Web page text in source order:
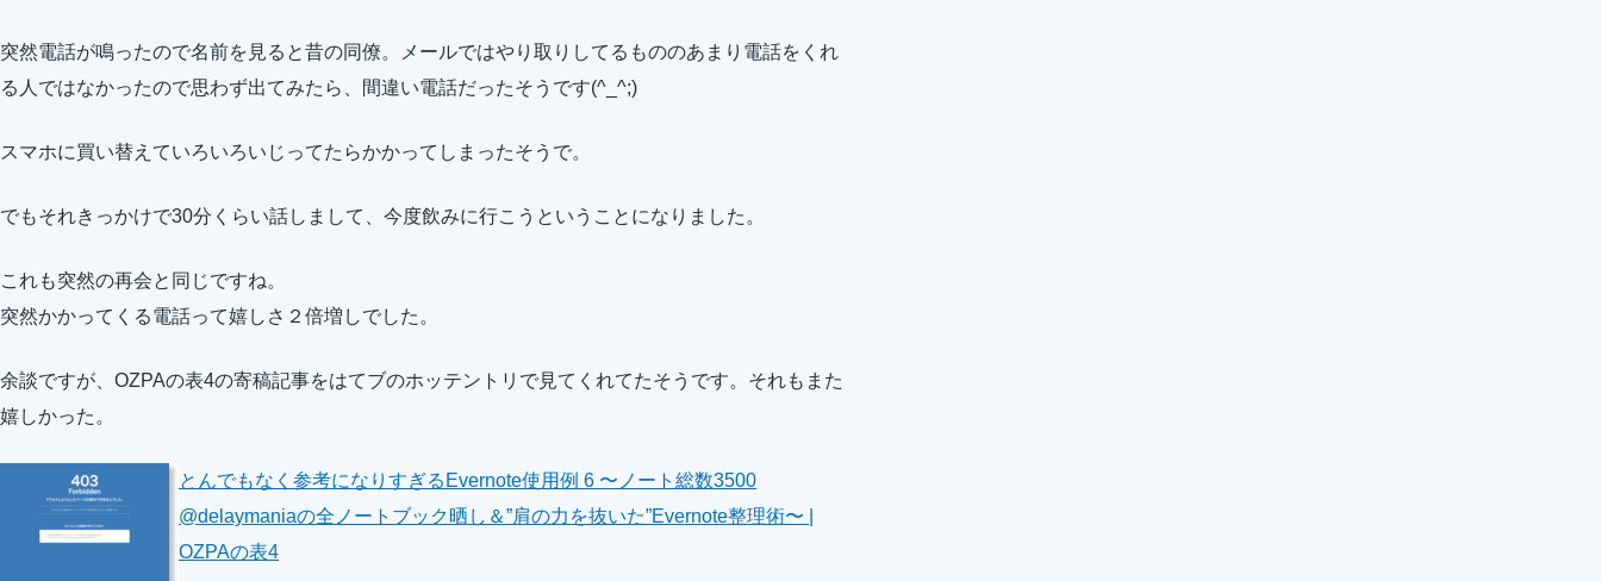
突然電話が鳴ったので名前を見ると昔の同僚。メールではやり取りしてるもののあまり電話をくれ
る人ではなかったので思わず出てみたら、間違い電話だったそうです(^_^;)
スマホに買い替えていろいろいじってたらかかってしまったそうで。
でもそれきっかけで30分くらい話しまして、今度飲みに行こうということになりました。
これも突然の再会と同じですね。
突然かかってくる電話って嬉しさ２倍増しでした。
余談ですが、OZPAの表4の寄稿記事をはてブのホッテントリで見てくれてたそうです。それもまた
嬉しかった。
とんでもなく参考になりすぎるEvernote使用例 6 〜ノート総数3500
@delaymaniaの全ノートブック晒し＆”肩の力を抜いた”Evernote整理術〜 |
OZPAの表4